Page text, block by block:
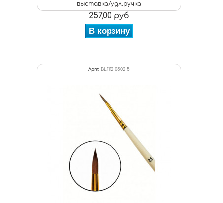
выставка/удл.ручка
257,00 руб
В корзину
Арт: BL1112 0502 5